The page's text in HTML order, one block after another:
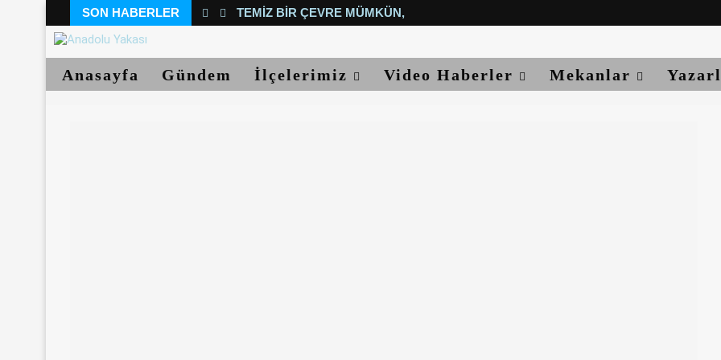
SON HABERLER TEMIZ BIR ÇEVRE MÜMKÜN, YETER...
Anasayfa Gündem İlçelerimiz Video Haberler Mekanlar